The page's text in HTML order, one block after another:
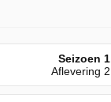
Seizoen 1
Aflevering 2